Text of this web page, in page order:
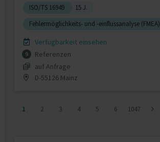
ISO/TS 16949
15 J.
Fehlermöglichkeits- und -einflussanalyse (FMEA)
Verfügbarkeit einsehen
9
Referenzen
auf Anfrage
D-55126 Mainz
1 2 3 4 5 6 1047